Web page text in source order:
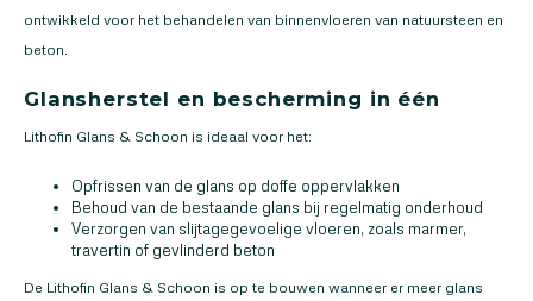
ontwikkeld voor het behandelen van binnenvloeren van natuursteen en
beton.
Glansherstel en bescherming in één
Lithofin Glans & Schoon is ideaal voor het:
Opfrissen van de glans op doffe oppervlakken
Behoud van de bestaande glans bij regelmatig onderhoud
Verzorgen van slijtagegevoelige vloeren, zoals marmer,
travertin of gevlinderd beton
De Lithofin Glans & Schoon is op te bouwen wanneer er meer glans